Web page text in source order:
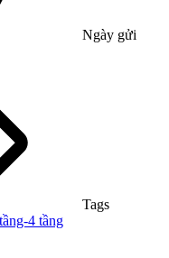
Ngày gửi
Tags
4 tầng